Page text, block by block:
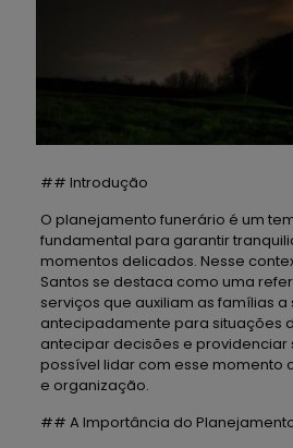
## Introdução
O planejamento funerário é um
fundamental para garantir
momentos delicados. Nesse
Santos se destaca como uma
serviços que auxiliam as famílias
antecipadamente para situações
antecipar decisões e providenciar
possível lidar com esse momento
e organização.
## A Importância do